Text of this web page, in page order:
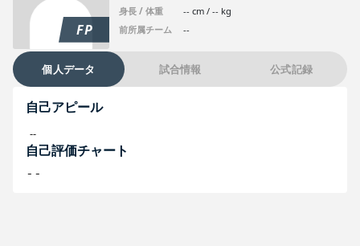
FP
身長 / 体重
-- cm / -- kg
前所属チーム
--
個人データ 試合情報 公式記録
自己アピール
--
自己評価チャート
--